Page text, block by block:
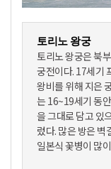
토리노 왕궁
토리노 왕궁은 북
궁전이다. 17세기
왕비를 위해 지은
는 16~19세기 동
을 그대로 담고 있
렀다. 많은 방은 벽
일본식 꽃병이 많